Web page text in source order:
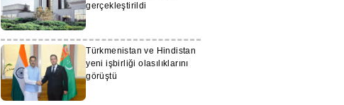
gerçekleştirildi
Türkmenistan ve Hindistan
yeni işbirliği olasılıklarını
görüştü